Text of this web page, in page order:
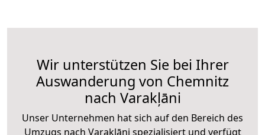
Wir unterstützen Sie bei Ihrer
Auswanderung von Chemnitz
nach Varakļāni
Unser Unternehmen hat sich auf den Bereich des
Umzugs nach Varakļāni spezialisiert und verfügt